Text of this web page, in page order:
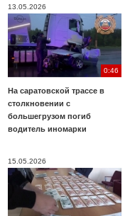
13.05.2026
0:46
На саратовской трассе в
столкновении с
большегрузом погиб
водитель иномарки
15.05.2026